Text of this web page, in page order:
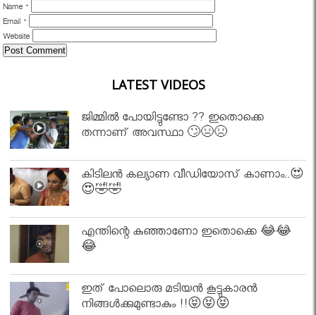
Name *
Email *
Website
LATEST VIDEOS
ജിമ്മിൽ പോയിട്ടുണ്ടോ ?? ഇതൊക്കെ
തന്നാണ് അവസ്ഥാ 🙄😣😣
കിടിലൻ കല്യാണ വീഡിയോസ് കാണാം..😍
😍🤣🤣
എന്തിന്റെ കുഞ്ഞാണോ ഇതൊക്കെ 😂😂
😂
ഇത് പോലൊരു മടിയൻ കൂട്ടുകാരൻ
നിങ്ങൾക്കുമുണ്ടാകും !!😝😝😝